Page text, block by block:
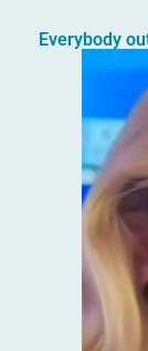
Everybody